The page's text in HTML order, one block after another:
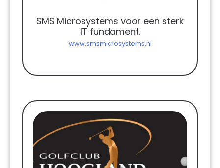
SMS Microsystems voor een sterk
IT fundament.
www.smsmicrosystems.nl